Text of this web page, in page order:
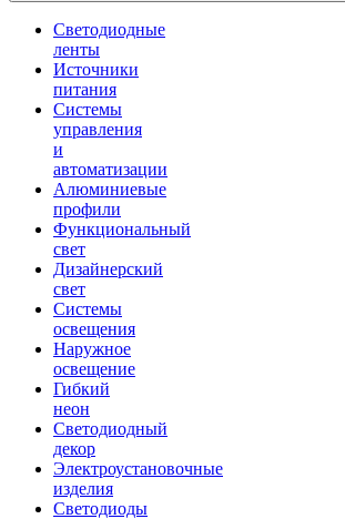
Светодиодные
ленты
Источники
питания
Системы
управления
и
автоматизации
Алюминиевые
профили
Функциональный
свет
Дизайнерский
свет
Системы
освещения
Наружное
освещение
Гибкий
неон
Светодиодный
декор
Электроустановочные
изделия
Светодиоды